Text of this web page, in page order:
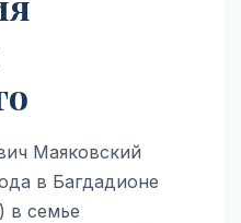
Маяковский
в Багдадионе
в семье